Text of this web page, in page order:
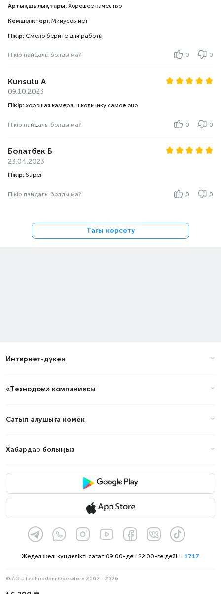
Артықшылықтары: Хорошее качество
Кемшіліктері: Минусов нет
Пікір: Смело берите для работы
Пікір пайдалы болды ма? 0 0
Kunsulu A
09.10.2023
Пікір: хорошая камера, школьнику самое оно
Пікір пайдалы болды ма? 0 0
Болатбек Б
23.04.2023
Пікір: Super
Пікір пайдалы болды ма? 0 0
Тағы көрсету
Интернет-дүкен
«Технодом» компаниясы
Сатып алушыға көмек
Хабардар болыңыз
1717
Жедел желі күнделікті сағат 09:00-ден 22:00-ге дейін
© АО «Technodom Operator» 2002—2026